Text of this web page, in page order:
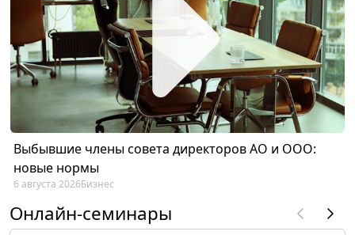
Выбывшие члены совета директоров АО и ООО:
новые нормы
6 августа 2026Бизнес
Онлайн-семинары